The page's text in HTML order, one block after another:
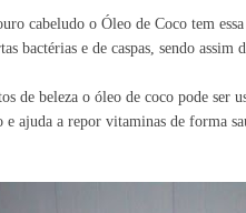
cabeludo o Óleo de Coco tem
bactérias e de caspas, sendo assim
de beleza o óleo de coco pode ser
ajuda a repor vitaminas de forma